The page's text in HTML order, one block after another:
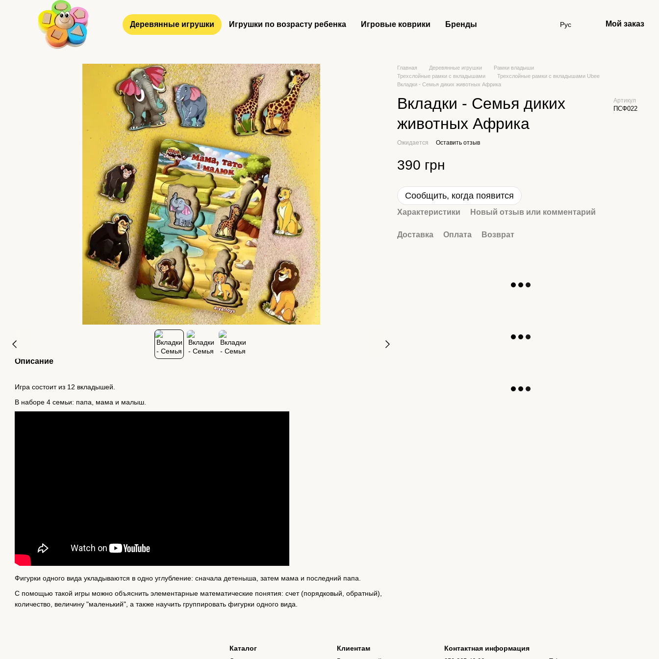
Перейти к основному контенту
Деревянные игрушки Игрушки по возрасту ребенка Игровые коврики Бренды Рус Мой заказ
Описание
Игра состоит из 12 вкладышей.
В наборе 4 семьи: папа, мама и малыш.
Фигурки одного вида укладываются в одно углубление: сначала детеныша, затем мама и последний папа.
С помощью такой игры можно объяснить элементарные математические понятия: счет (порядковый, обратный),
количество, величину "маленький", а также научить группировать фигурки одного вида.
Главная Деревянные игрушки
Рамки владыши
Трехслойные рамки с вкладышами
Трехслойные рамки с вкладышами Ubee
Вкладки - Семья диких животных Африка
Вкладки - Семья диких
животных Африка
Артикул
ПСФ022
Ожидается Оставить отзыв
390 грн
Сообщить, когда появится
Характеристики Новый отзыв или комментарий
Доставка Оплата Возврат
Каталог Клиентам Контактная информация